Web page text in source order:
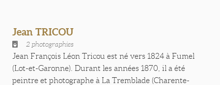
Jean TRICOU
2 photographies
Jean François Léon Tricou est né vers 1824 à Fumel
(Lot-et-Garonne). Durant les années 1870, il a été
peintre et photographe à La Tremblade (Charente-